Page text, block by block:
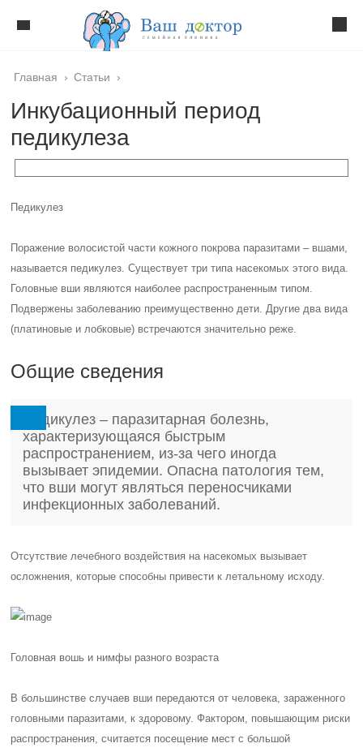
Главная › Статьи ›
Инкубационный период
педикулеза
Педикулез
Поражение волосистой части кожного покрова паразитами – вшами,
называется педикулез. Существует три типа насекомых этого вида.
Головные вши являются наиболее распространенным типом.
Подвержены заболеванию преимущественно дети. Другие два вида
(платиновые и лобковые) встречаются значительно реже.
Общие сведения
Педикулез – паразитарная болезнь,
характеризующаяся быстрым
распространением, из-за чего иногда
вызывает эпидемии. Опасна патология тем,
что вши могут являться переносчиками
инфекционных заболеваний.
Отсутствие лечебного воздействия на насекомых вызывает
осложнения, которые способны привести к летальному исходу.
Головная вошь и нимфы разного возраста
В большинстве случаев вши передаются от человека, зараженного
головными паразитами, к здоровому. Фактором, повышающим риски
распространения, считается посещение мест с большой